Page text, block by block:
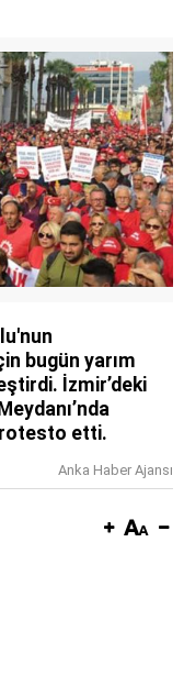
bugün yarım
İzmir’deki
etti.
Anka Haber Ajansı